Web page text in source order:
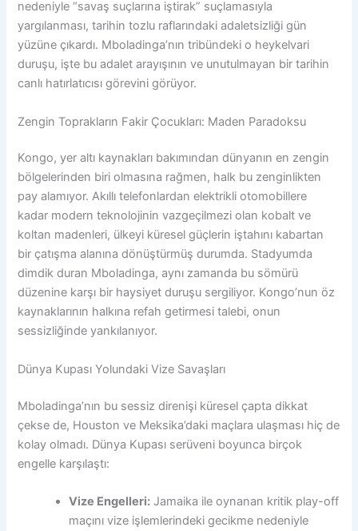
nedeniyle “savaş suçlarına iştirak” suçlamasıyla
yargılanması, tarihin tozlu raflarındaki adaletsizliği gün
yüzüne çıkardı. Mboladinga’nın tribündeki o heykelvari
duruşu, işte bu adalet arayışının ve unutulmayan bir tarihin
canlı hatırlatıcısı görevini görüyor.
Zengin Toprakların Fakir Çocukları: Maden Paradoksu
Kongo, yer altı kaynakları bakımından dünyanın en zengin
bölgelerinden biri olmasına rağmen, halk bu zenginlikten
pay alamıyor. Akıllı telefonlardan elektrikli otomobillere
kadar modern teknolojinin vazgeçilmezi olan kobalt ve
koltan madenleri, ülkeyi küresel güçlerin iştahını kabartan
bir çatışma alanına dönüştürmüş durumda. Stadyumda
dimdik duran Mboladinga, aynı zamanda bu sömürü
düzenine karşı bir haysiyet duruşu sergiliyor. Kongo’nun öz
kaynaklarının halkına refah getirmesi talebi, onun
sessizliğinde yankılanıyor.
Dünya Kupası Yolundaki Vize Savaşları
Mboladinga’nın bu sessiz direnişi küresel çapta dikkat
çekse de, Houston ve Meksika’daki maçlara ulaşması hiç de
kolay olmadı. Dünya Kupası serüveni boyunca birçok
engelle karşılaştı:
Vize Engelleri: Jamaika ile oynanan kritik play-off
maçını vize işlemlerindeki gecikme nedeniyle